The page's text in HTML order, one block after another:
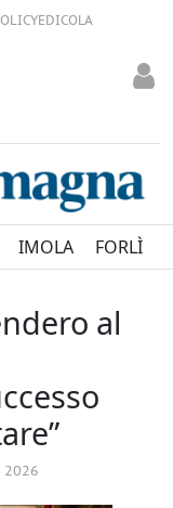
EDICOLA
IMOLA FORLÌ
al
2026